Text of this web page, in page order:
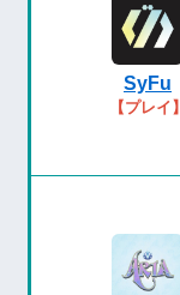
SyFu
【プレイ】